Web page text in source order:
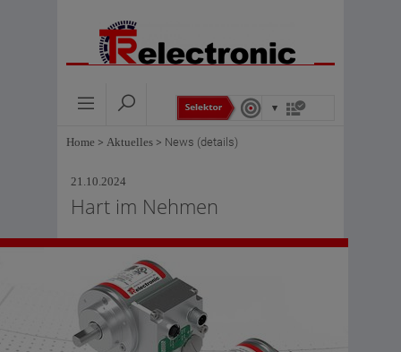
Home > Aktuelles > News (details)
21.10.2024
Hart im Nehmen